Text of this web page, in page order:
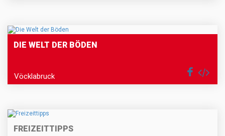
DIE WELT DER BÖDEN
Vöcklabruck
FREIZEITTIPPS